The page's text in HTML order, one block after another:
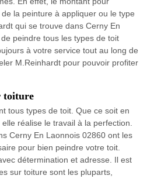
la peinture à appliquer ou le type
qui se trouve dans Cerny En
peindre tous les types de toit
à votre service tout au long de
M.Reinhardt pour pouvoir profiter
toiture
tous types de toit. Que ce soit en
réalise le travail à la perfection.
Cerny En Laonnois 02860 ont les
pour bien peindre votre toit.
détermination et adresse. Il est
sur toiture sont les pluparts,